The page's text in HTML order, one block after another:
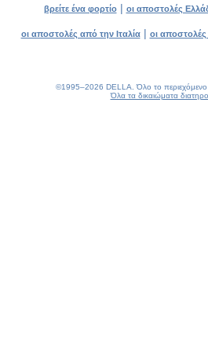
βρείτε ένα φορτίο| οι αποστολές
οι αποστολές από την Ιταλία| οι αποστολές
©1995–2026 DELLA. Όλο το περιεχόμενο
Όλα τα δικαιώματα